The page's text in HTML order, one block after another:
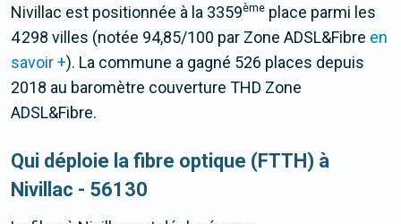
Nivillac est positionnée à la 3359ème place parmi les
4 298 villes (notée 94,85/100 par Zone ADSL&Fibre en
savoir +). La commune a gagné 526 places depuis
2018 au baromètre couverture THD Zone
ADSL&Fibre.
Qui déploie la fibre optique (FTTH) à
Nivillac - 56130